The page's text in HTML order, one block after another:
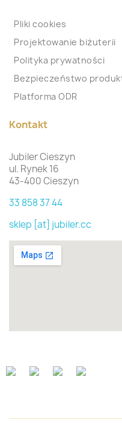
Pliki cookies
Projektowanie biżuterii
Polityka prywatności
Bezpieczeństwo
Platforma ODR
Kontakt
Jubiler Cieszyn
ul. Rynek 16
43-400 Cieszyn
33 858 37 44
sklep [at] jubiler.cc